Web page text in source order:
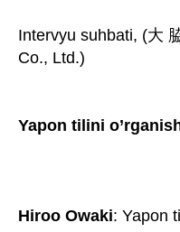
Intervyu suhbati, (⼤
Co., Ltd.)
Yapon tilini
Hiroo Owaki: Yapon